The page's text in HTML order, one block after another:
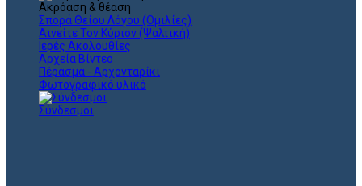
Ακρόαση & θέαση
Σπορά Θείου Λόγου (Ομιλίες)
Αινείτε Τον Κύριον (Ψαλτική)
Ιερές Ακολουθίες
Αρχεία Βίντεο
Πέρασμα - Αρχονταρίκι
Φωτογραφικό υλικό
Σύνδεσμοι